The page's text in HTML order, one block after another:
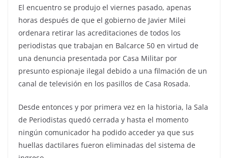
El encuentro se produjo el viernes pasado, apenas
horas después de que el gobierno de Javier Milei
ordenara retirar las acreditaciones de todos los
periodistas que trabajan en Balcarce 50 en virtud de
una denuncia presentada por Casa Militar por
presunto espionaje ilegal debido a una filmación de un
canal de televisión en los pasillos de Casa Rosada.
Desde entonces y por primera vez en la historia, la Sala
de Periodistas quedó cerrada y hasta el momento
ningún comunicador ha podido acceder ya que sus
huellas dactilares fueron eliminadas del sistema de